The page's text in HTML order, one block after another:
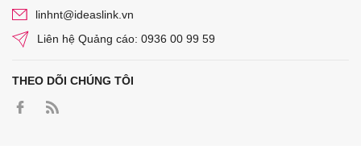
linhnt@ideaslink.vn
Liên hệ Quảng cáo: 0936 00 99 59
THEO DÕI CHÚNG TÔI